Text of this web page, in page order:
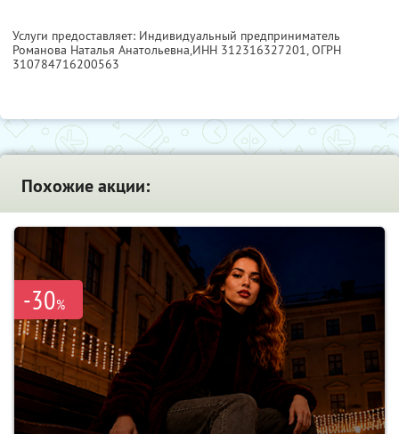
Услуги предоставляет: Индивидуальный предприниматель
Романова Наталья Анатольевна,ИНН 312316327201, ОГРН
310784716200563
Похожие акции:
-30%